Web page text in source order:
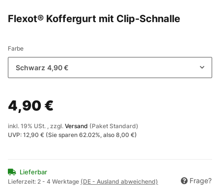
Flexot® Koffergurt mit Clip-Schnalle
Farbe
Schwarz 4,90 €
4,90 €
inkl. 19% USt. , zzgl. Versand (Paket Standard)
UVP: 12,90 € (Sie sparen 62.02% , also 8,00 €)
Lieferbar
Lieferzeit: 2 - 4 Werktage (DE - Ausland abweichend) Frage?